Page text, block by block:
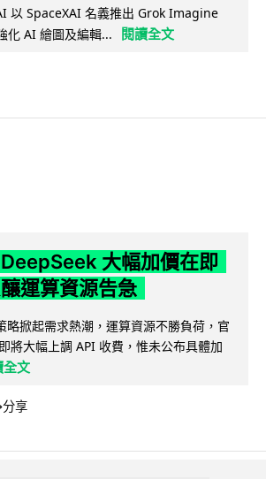
以 SpaceXAI 名義推出 Grok Imagine
化 AI 繪圖及編輯...
閱讀全文
大幅加價在即
運算資源告急
略掀起需求熱潮，運算資源不勝負荷，官
將大幅上調 API 收費，惟未公布具體加
全文
分享